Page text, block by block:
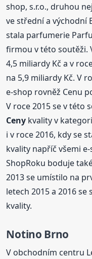
shop, s.r.o., druhou
ve střední a východní
stala parfumerie
firmou v této soutěži.
4,5 miliardy Kč a v
na 5,9 miliardy Kč. V
e-shop rovněž Cenu
V roce 2015 se v této
Ceny kvality v
i v roce 2016, kdy se
kvality napříč všemi
ShopRoku boduje
2013 se umístilo na
letech 2015 a 2016
kvality.
Notino Brno
V obchodním centru